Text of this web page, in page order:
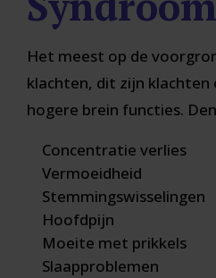
Het meest op de
klachten, dit zijn klachten
hogere brein functies.
Concentratie verlies
Vermoeidheid
Stemmingswisselingen
Hoofdpijn
Moeite met prikkels
Slaapproblemen